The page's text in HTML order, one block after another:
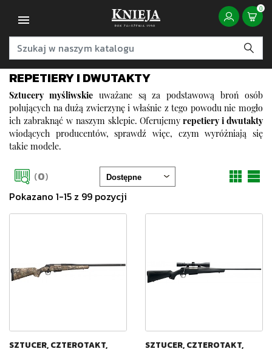
0
REPETIERY I DWUTAKTY
Sztucery myśliwskieuważane są za podstawową broń osób
polujących na dużą zwierzynę i właśnie z tego powodu nie mogło
ich zabraknąć w naszym sklepie. Oferujemy repetiery i dwutakty
wiodących producentów, sprawdź więc, czym wyróżniają się
takie modele.
(0)
Pokazano 1-15 z 99 pozycji
SZTUCER, CZTEROTAKT, SZTUCER, CZTEROTAKT,